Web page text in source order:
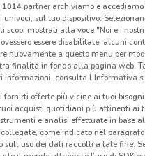
by Avanzi
1014partner archiviamo e
sul tuo dispositivo.
scopi mostrati alla voce "Noi e i
essere disabilitate, alcuni
nuovamente a questo menu per
finalità in fondo alla pagina web.
informazioni, consulta l'Informativa
fornirti offerte più vicine ai tuoi
acquisti quotidiani più attinenti ai
e analisi effettuate in base
come indicato nel
sull'uso dei dati raccolti a tale fine.